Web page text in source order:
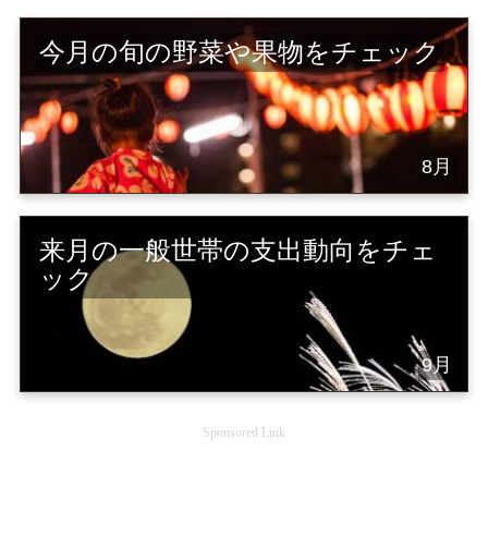
今月の旬の野菜や果物をチェック
8月
来月の一般世帯の支出動向をチェ
ック
9月
Sponsored Link